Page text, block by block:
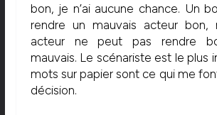
bon, je n’ai aucune chance. Un
rendre un mauvais acteur bon,
acteur ne peut pas rendre
mauvais. Le scénariste est le plus
mots sur papier sont ce qui me
décision.